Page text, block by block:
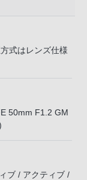
式はレンズ仕様
50mm F1.2 GM
ブ / アクティブ /